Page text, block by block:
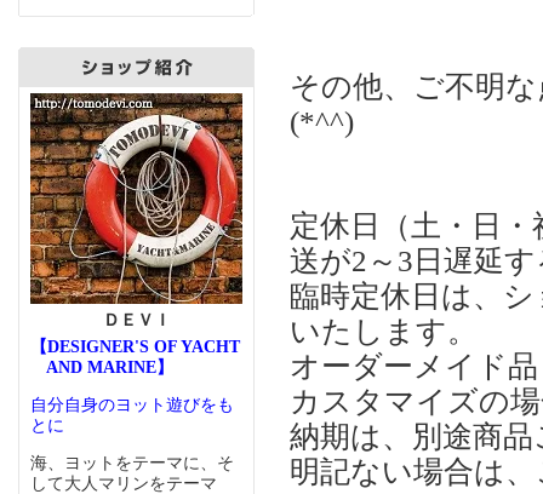
ＤＥＶＩ
【DESIGNER'S OF YACHT
AND MARINE】
自分自身のヨット遊びをも
とに
海、ヨットをテーマに、そ
して大人マリンをテーマ
その他、ご不明
(*^^)
定休日（土・日
送が2～3日遅延
臨時定休日は、
いたします。
オーダーメイド
カスタマイズの
納期は、別途商
明記ない場合は